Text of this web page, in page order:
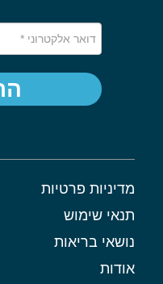
מדיניות פרטיות
תנאי שימוש
נושאי בריאות
אודות